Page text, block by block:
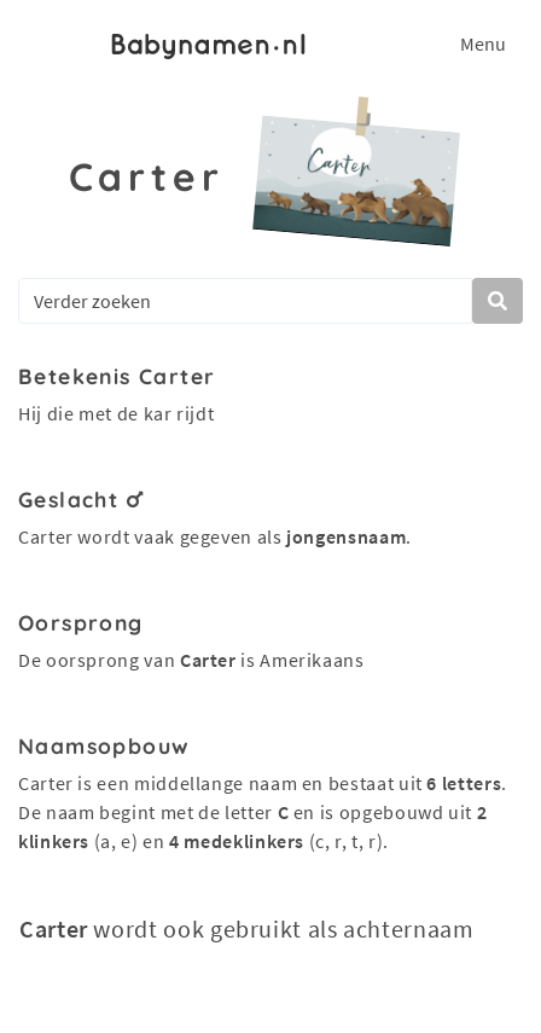
Menu
Carter
Betekenis Carter
Hij die met de kar rijdt
Geslacht
Carter wordt vaak gegeven als jongensnaam.
Oorsprong
De oorsprong van Carter is Amerikaans
Naamsopbouw
Carter is een middellange naam en bestaat uit6 letters.
De naam begint met de letter C en is opgebouwd uit 2
klinkers (a, e) en4 medeklinkers (c, r, t, r).
Carterwordt ook gebruikt als achternaam